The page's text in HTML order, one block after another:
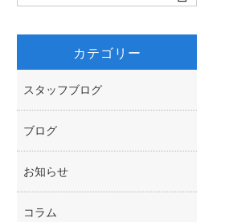
カテゴリー
スタッフブログ
ブログ
お知らせ
コラム